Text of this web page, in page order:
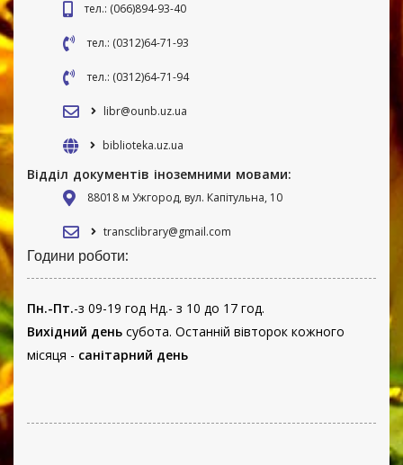
тел.: (066)894-93-40
тел.: (0312)64-71-93
тел.: (0312)64-71-94
libr@ounb.uz.ua
biblioteka.uz.ua
Відділ документів іноземними мовами:
88018 м Ужгород, вул. Капітульна, 10
transclibrary@gmail.com
Години роботи:
Пн.-Пт.-з 09-19 год Нд.- з 10 до 17 год.
Вихідний день субота. Останній вівторок кожного
місяця - санітарний день